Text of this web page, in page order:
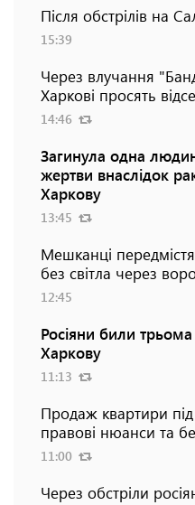
Після обстрілів на
15:39
Через влучання
Харкові просять
14:46
Загинула одна
жертви внаслідок
Харкову
13:45
Мешканці
без світла через
12:45
Росіяни били
Харкову
11:13
Продаж квартири
правові нюанси та
11:00
Через обстріли